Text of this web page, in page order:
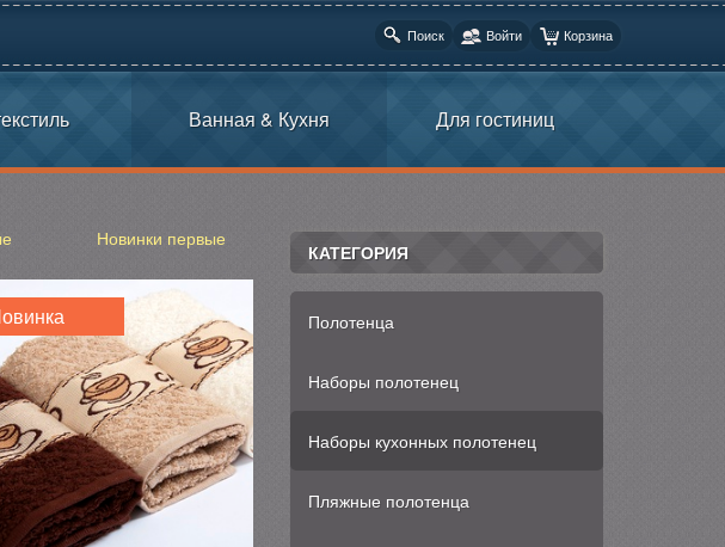
Поиск Войти Корзина
Ванная & Кухня Для гостиниц
Новинки первые
КАТЕГОРИЯ
Полотенца
Наборы полотенец
Наборы кухонных полотенец
Пляжные полотенца